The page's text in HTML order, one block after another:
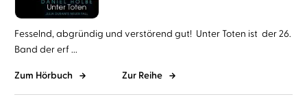
Fesselnd, abgründig und verstörend gut! Unter Toten ist der 26.
Band der erf ...
Zum Hörbuch Zur Reihe